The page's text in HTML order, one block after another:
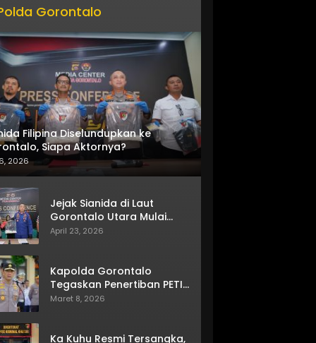
Gorontalo
Filipina Diselundupkan ke
Siapa Aktornya?
2026
Jejak Sianida di Laut
Gorontalo Utara Mulai
Terkuak
April 23, 2026
Kapolda Gorontalo
Tegaskan Penertiban PETI
Terus Berjalan
Maret 8, 2026
Ka Kuhu Resmi Tersangka,